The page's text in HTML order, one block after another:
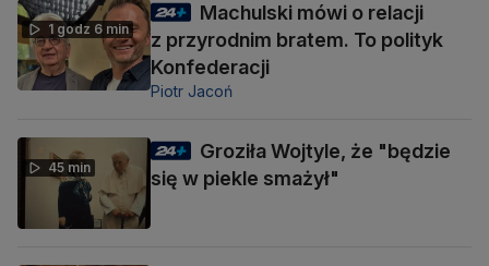
1 godz 6 min
Machulski mówi o relacji
z przyrodnim bratem. To polityk
Konfederacji
Piotr Jacoń
45 min
Groziła Wojtyle, że "będzie
się w piekle smażył"